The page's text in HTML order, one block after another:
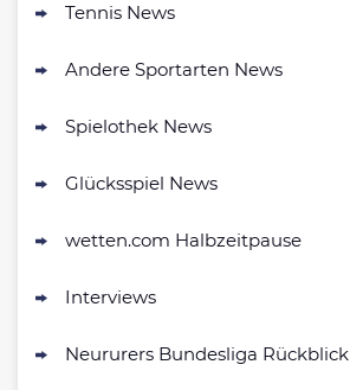
200% bis zu 50€
Tennis News
Andere Sportarten News
Spielothek News
Glücksspiel News
wetten.com Halbzeitpause
Interviews
Neururers Bundesliga Rückblick